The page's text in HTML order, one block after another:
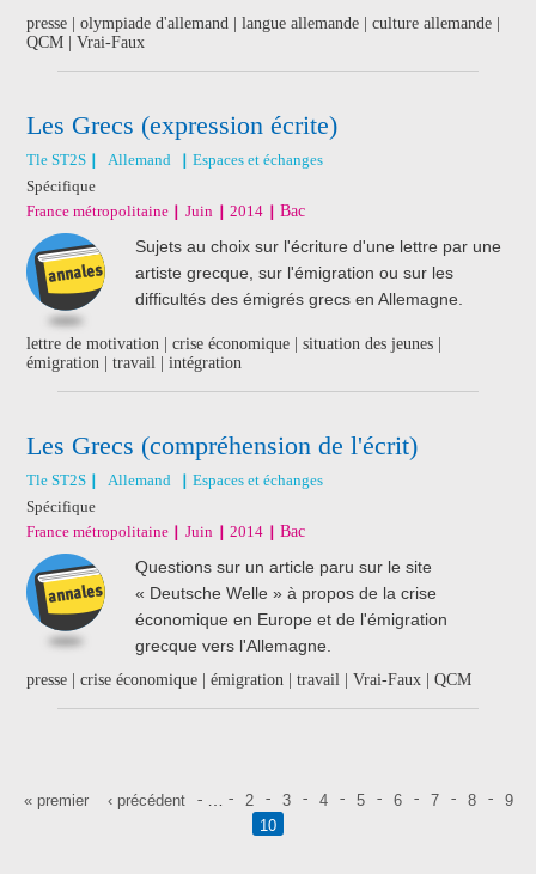
presse | olympiade d'allemand | langue allemande | culture allemande |
QCM | Vrai-Faux
Les Grecs (expression écrite)
Tle ST2S Allemand
Espaces et échanges
Spécifique
France métropolitaine
Juin 2014 Bac
Sujets au choix sur l'écriture d'une lettre par une
artiste grecque, sur l'émigration ou sur les
difficultés des émigrés grecs en Allemagne.
lettre de motivation | crise économique | situation des jeunes |
émigration | travail | intégration
Les Grecs (compréhension de l'écrit)
Tle ST2S Allemand
Espaces et échanges
Spécifique
France métropolitaine
Juin 2014 Bac
Questions sur un article paru sur le site
« Deutsche Welle » à propos de la crise
économique en Europe et de l'émigration
grecque vers l'Allemagne.
presse | crise économique | émigration | travail | Vrai-Faux | QCM
Pages
« premier ‹ précédent 2 3 4 5 6 7 8
9
10